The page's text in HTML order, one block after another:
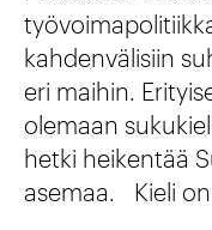
r
y
j
u
l
y
v
y
y
t
kahdenvälisiin
eri maihin.
olemaan
hetki heikentää
asemaa. Kieli